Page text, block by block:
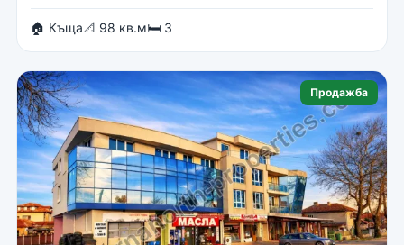
🏠 Къща📐 98 кв.м🛏 3
Продажба